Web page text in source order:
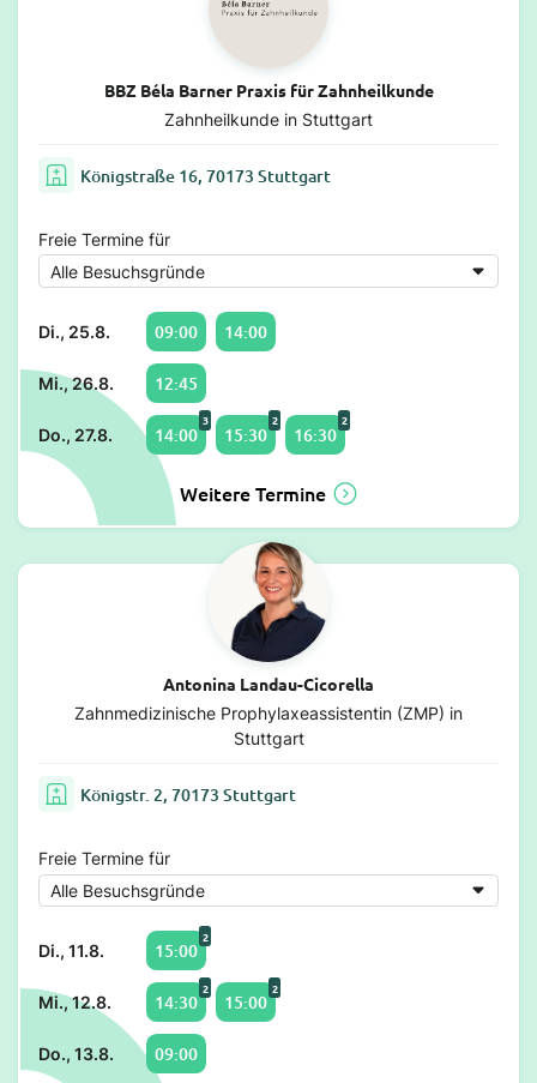
BBZ Béla Barner Praxis für Zahnheilkunde
Zahnheilkunde in Stuttgart
Königstraße 16, 70173 Stuttgart
Freie Termine für
Di., 25.8. 09:00 14:00
Mi., 26.8. 12:45
Do., 27.8. 14:00
3
15:30
2
16:30
2
Weitere Termine
Antonina Landau-Cicorella
Zahnmedizinische Prophylaxeassistentin (ZMP) in
Stuttgart
Königstr. 2, 70173 Stuttgart
Freie Termine für
Di., 11.8. 15:00
2
Mi., 12.8. 14:30
2
15:00
2
Do., 13.8. 09:00